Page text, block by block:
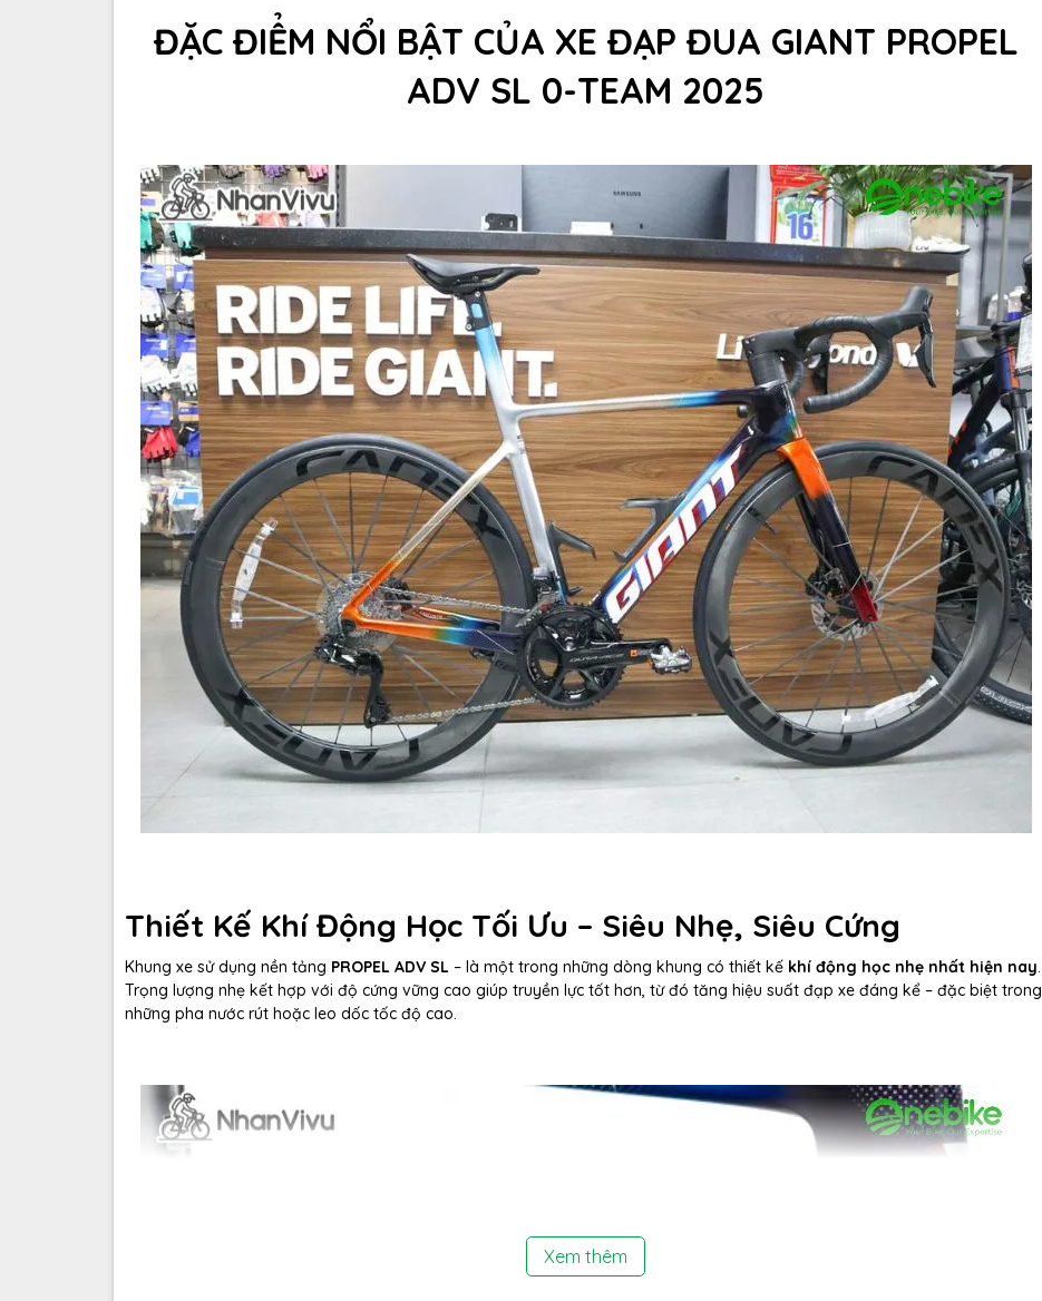
ĐẶC ĐIỂM NỔI BẬT CỦA XE ĐẠP ĐUA GIANT PROPEL
ADV SL 0-TEAM 2025
Thiết Kế Khí Động Học Tối Ưu – Siêu Nhẹ, Siêu Cứng
Khung xe sử dụng nền tảng PROPEL ADV SL – là một trong những dòng khung có thiết kế khí động học nhẹ nhất hiện nay.
Trọng lượng nhẹ kết hợp với độ cứng vững cao giúp truyền lực tốt hơn, từ đó tăng hiệu suất đạp xe đáng kể – đặc biệt trong
những pha nước rút hoặc leo dốc tốc độ cao.
Xem thêm